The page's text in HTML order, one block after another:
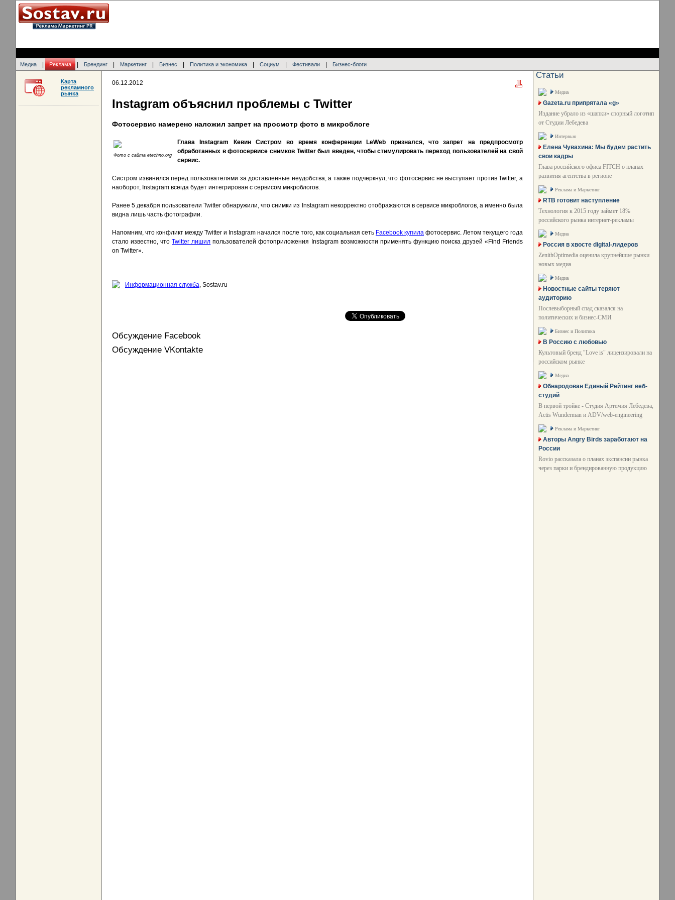
Медиа Реклама Брендинг Маркетинг Бизнес Политика и экономика Социум Фестивали Бизнес-блоги
06.12.2012
Instagram объяснил проблемы с Twitter
Фотосервис намерено наложил запрет на просмотр фото в микроблоге
Фото с сайта etechno.org
Глава Instagram Кевин Систром во время конференции LeWeb признался, что запрет на предпросмотр
обработанных в фотосервисе снимков Twitter был введен, чтобы стимулировать переход пользователей на свой
сервис.
Систром извинился перед пользователями за доставленные неудобства, а также подчеркнул, что фотосервис не выступает против Twitter, а
наоборот, Instagram всегда будет интегрирован с сервисом микроблогов.
Ранее 5 декабря пользователи Twitter обнаружили, что снимки из Instagram некорректно отображаются в сервисе микроблогов, а именно была
видна лишь часть фотографии.
Напомним, что конфликт между Twitter и Instagram начался после того, как социальная сеть Facebook купила фотосервис. Летом текущего года
стало известно, чтоTwitter лишил пользователей фотоприложения Instagram возможности применять функцию поиска друзей «Find Friends
on Twitter».
Информационная служба, Sostav.ru
Обсуждение Facebook
Обсуждение VKontakte
Карта
рекламного
рынка
Статьи
Медиа
Gazeta.ru припрятала «g»
Издание убрало из «шапки» спорный логотип
от Студии Лебедева
Интервью
Елена Чувахина: Мы будем растить
свои кадры
Глава российского офиса FITCH о планах
развития агентства в регионе
Реклама и Маркетинг
RTB готовит наступление
Технология к 2015 году займет 18%
российского рынка интернет-рекламы
Медиа
Россия в хвосте digital-лидеров
ZenithOptimedia оценила крупнейшие рынки
новых медиа
Медиа
Новостные сайты теряют
аудиторию
Послевыборный спад сказался на
политических и бизнес-СМИ
Бизнес и Политика
В Россию с любовью
Культовый бренд "Love is" лицензировали на
российском рынке
Медиа
Обнародован Единый Рейтинг веб-
студий
В первой тройке - Студия Артемия Лебедева,
Actis Wunderman и ADV/web-engineering
Реклама и Маркетинг
Авторы Angry Birds заработают на
России
Rovio рассказала о планах экспансии рынка
через парки и брендированную продукцию